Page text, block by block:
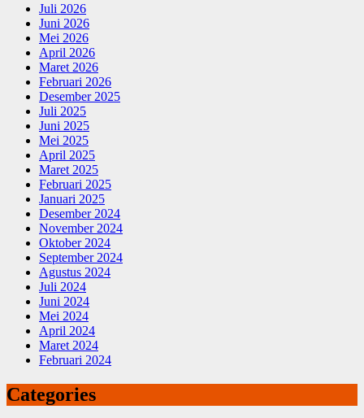
Juli 2026
Juni 2026
Mei 2026
April 2026
Maret 2026
Februari 2026
Desember 2025
Juli 2025
Juni 2025
Mei 2025
April 2025
Maret 2025
Februari 2025
Januari 2025
Desember 2024
November 2024
Oktober 2024
September 2024
Agustus 2024
Juli 2024
Juni 2024
Mei 2024
April 2024
Maret 2024
Februari 2024
Categories